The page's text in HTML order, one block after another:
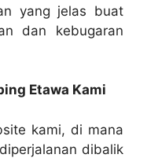
yang jelas buat
dan kebugaran
Etawa Kami
kami, di mana
dibalik